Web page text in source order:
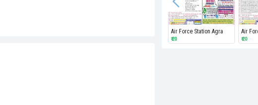
Air Force Station Agra
₹ 20 ₹ 20